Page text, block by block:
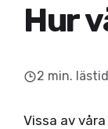
Hur
2 min. lästid
Vissa av